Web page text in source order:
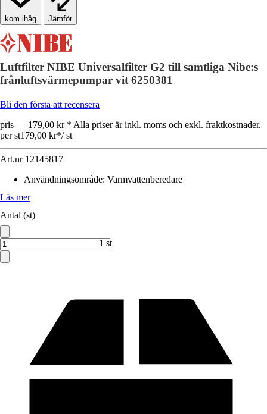
Jämför
Luftfilter NIBE Universalfilter G2 till samtliga Nibe:s
frånluftsvärmepumpar vit 6250381
Bli den första att recensera
pris — 179,00 kr * Alla priser är inkl. moms och exkl. fraktkostnader.
per st179,00 kr*/ st
Art.nr 12145817
Användningsområde: Varmvattenberedare
Läs mer
Antal (st)
1 st